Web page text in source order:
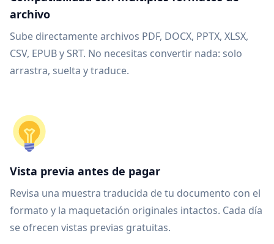
archivo
Sube directamente archivos PDF, DOCX, PPTX, XLSX,
CSV, EPUB y SRT. No necesitas convertir nada: solo
arrastra, suelta y traduce.
Vista previa antes de pagar
Revisa una muestra traducida de tu documento con el
formato y la maquetación originales intactos. Cada día
se ofrecen vistas previas gratuitas.